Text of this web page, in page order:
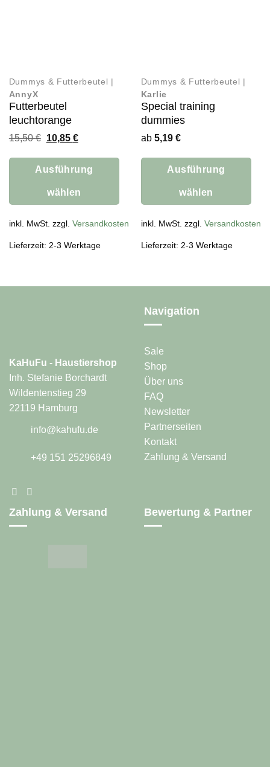
Dummys & Futterbeutel |
AnnyX
Futterbeutel
leuchtorange
15,50€
Ursprünglicher
war:
15,50 €
10,85 €Aktueller
ist:
10,85 €.
Ausführung
wählen
Produkt
mehrere
Die
gewählt
werden
inkl. MwSt. zzgl. Versandkosten
Lieferzeit: 2-3 Werktage
Dummys & Futterbeutel |
Karlie
Special training
dummies
ab 5,19 €
Ausführung
wählen
Produkt
mehrere
Die
können
auf
Produktseite
gewählt
werden
inkl. MwSt. zzgl. Versandkosten
Lieferzeit: 2-3 Werktage
KaHuFu - Haustiershop
Inh. Stefanie Borchardt
Wildentenstieg 29
22119 Hamburg
info@kahufu.de
+49 151 25296849
Navigation
Sale
Shop
Über uns
FAQ
Newsletter
Partnerseiten
Kontakt
Zahlung & Versand
Zahlung & Versand Bewertung & Partner